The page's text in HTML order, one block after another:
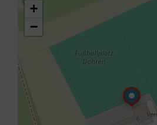
+
−